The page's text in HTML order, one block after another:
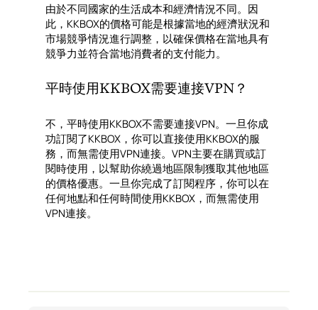
由於不同國家的生活成本和經濟情況不同。因
此，KKBOX的價格可能是根據當地的經濟狀況和
市場競爭情況進行調整，以確保價格在當地具有
競爭力並符合當地消費者的支付能力。
平時使用KKBOX需要連接VPN？
不，平時使用KKBOX不需要連接VPN。一旦你成
功訂閱了KKBOX，你可以直接使用KKBOX的服
務，而無需使用VPN連接。VPN主要在購買或訂
閱時使用，以幫助你繞過地區限制獲取其他地區
的價格優惠。一旦你完成了訂閱程序，你可以在
任何地點和任何時間使用KKBOX，而無需使用
VPN連接。